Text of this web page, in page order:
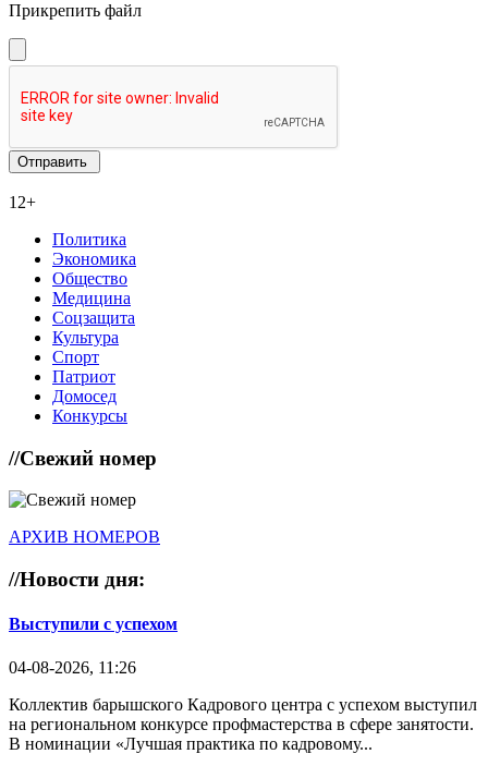
Прикрепить файл
12+
Политика
Экономика
Общество
Медицина
Соцзащита
Культура
Спорт
Патриот
Домосед
Конкурсы
//Свежий номер
АРХИВ НОМЕРОВ
//Новости дня:
Выступили с успехом
04-08-2026, 11:26
Коллектив барышского Кадрового центра с успехом выступил
на региональном конкурсе профмастерства в сфере занятости.
В номинации «Лучшая практика по кадровому...